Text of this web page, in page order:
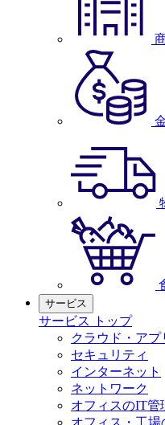
サービス
サービス トップ
クラウド・アプ
セキュリティ
インターネット
ネットワーク
オフィスのIT管
オフィス・工場